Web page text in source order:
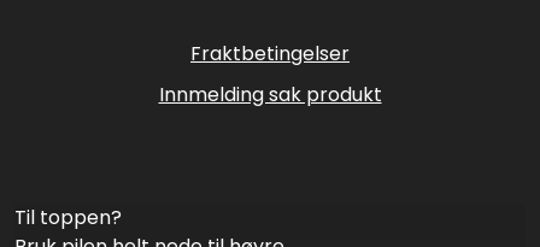
Fraktbetingelser
Innmelding sak produkt
Til toppen?